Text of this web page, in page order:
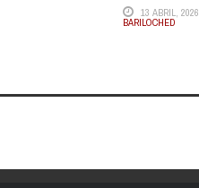
13 ABRIL, 2026
BARILOCHED